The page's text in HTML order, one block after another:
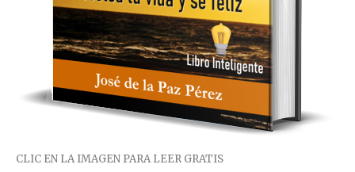
CLIC EN LA IMAGEN PARA LEER GRATIS